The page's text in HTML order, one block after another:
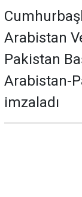
Arabistan
Pakistan
Arabistan-
imzaladı